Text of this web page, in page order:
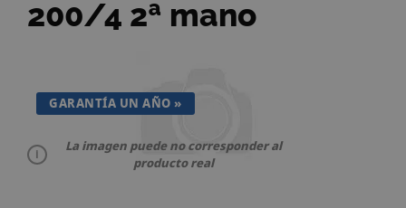
200/4 2ª mano
final
de
galería
GARANTÍA UN AÑO
La imagen puede no corresponder al
producto real